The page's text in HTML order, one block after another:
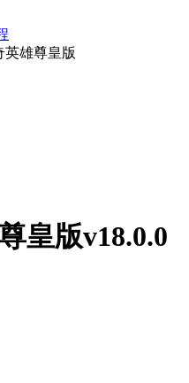
英雄尊皇版
皇版v18.0.0